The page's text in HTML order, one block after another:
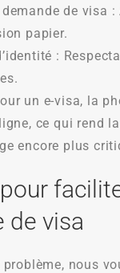
de visa :
papier.
:
un e-visa, la
ce qui rend
encore plus
de visa
nous